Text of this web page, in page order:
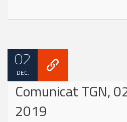
02
DEC.
Comunicat TGN,
2019